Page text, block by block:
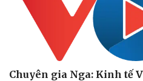
Sức khỏe
Dinh dưỡng - món ngon
Sản phụ khoa
Chuyên gia Nga: Kinh tế